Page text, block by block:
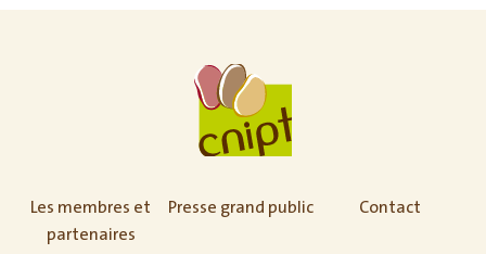
Les membres et
partenaires
Presse grand public Contact